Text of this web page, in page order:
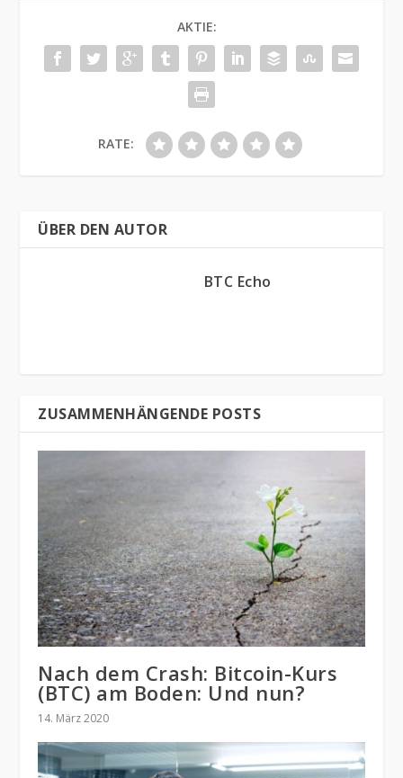
AKTIE:
RATE:
ÜBER DEN AUTOR
BTC Echo
ZUSAMMENHÄNGENDE POSTS
Nach dem Crash: Bitcoin-Kurs
(BTC) am Boden: Und nun?
14. März 2020